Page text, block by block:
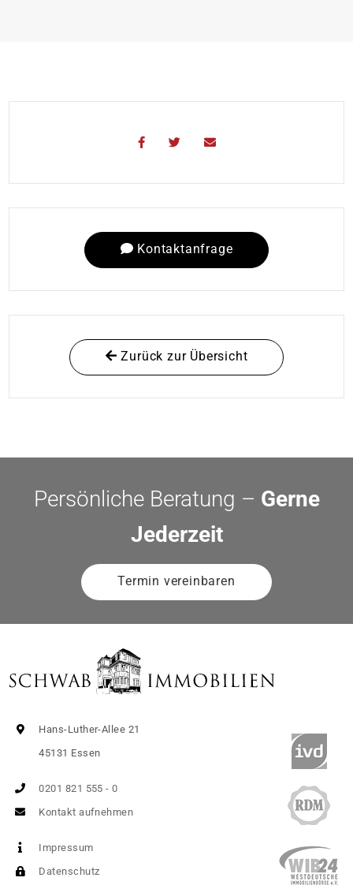
Kontaktanfrage
Zurück zur Übersicht
Persönliche Beratung – Gerne
Jederzeit
Termin vereinbaren
Hans-Luther-Allee 21
45131 Essen
0201 821 555 - 0
Kontakt aufnehmen
Impressum
Datenschutz